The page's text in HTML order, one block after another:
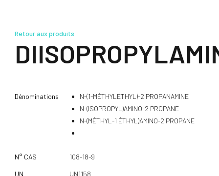
Retour aux produits
Dénominations
N-(1-MÉTHYLÉTHYL)-2 PROPANAMINE
N-(ISOPROPYL)AMINO-2 PROPANE
N-(MÉTHYL-1 ÉTHYL)AMINO-2 PROPANE
N° CAS 108-18-9
UN UN1158